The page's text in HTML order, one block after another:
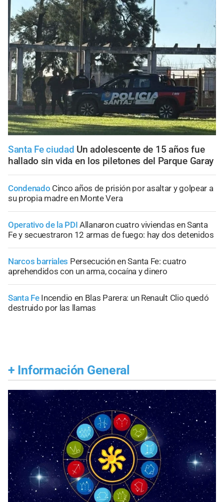
Santa Fe ciudad Un adolescente de 15 años fue
hallado sin vida en los piletones del Parque Garay
Condenado Cinco años de prisión por asaltar y golpear a
su propia madre en Monte Vera
Operativo de la PDI Allanaron cuatro viviendas en Santa
Fe y secuestraron 12 armas de fuego: hay dos detenidos
Narcos barriales Persecución en Santa Fe: cuatro
aprehendidos con un arma, cocaína y dinero
Santa Fe Incendio en Blas Parera: un Renault Clio quedó
destruido por las llamas
+ Información General